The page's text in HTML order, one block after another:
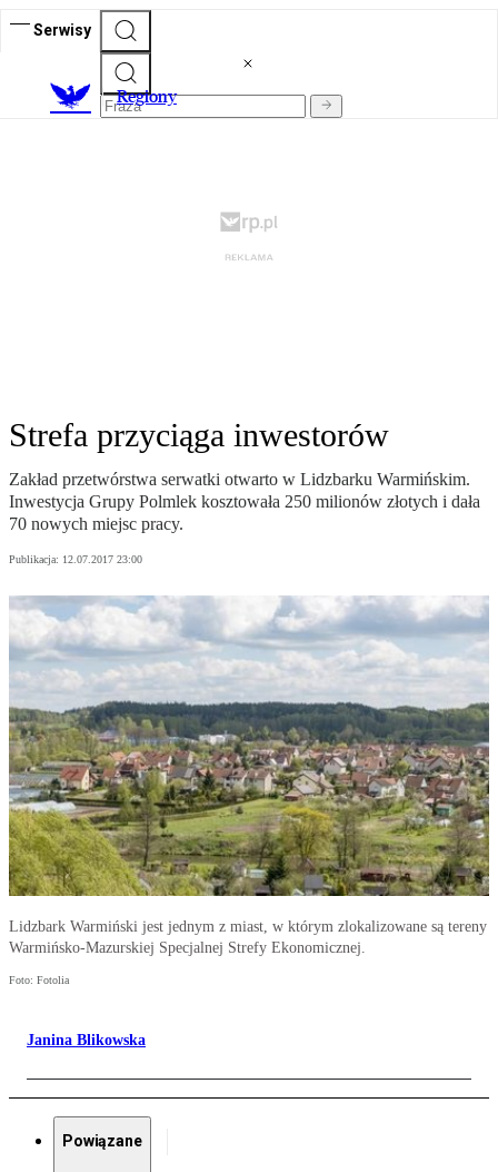
Serwisy
Regiony
Strefa przyciąga inwestorów
Zakład przetwórstwa serwatki otwarto w Lidzbarku Warmińskim.
Inwestycja Grupy Polmlek kosztowała 250 milionów złotych i dała
70 nowych miejsc pracy.
Publikacja: 12.07.2017 23:00
Lidzbark Warmiński jest jednym z miast, w którym zlokalizowane są tereny
Warmińsko-Mazurskiej Specjalnej Strefy Ekonomicznej.
Foto: Fotolia
Janina Blikowska
Powiązane